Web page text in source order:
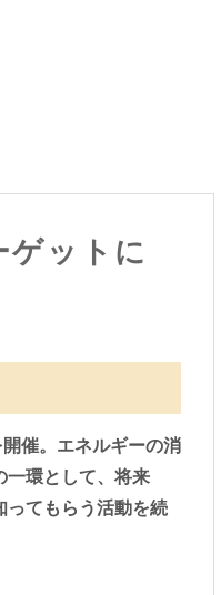
ゲットに
催。エネルギーの消
一環として、将来
ってもらう活動を続